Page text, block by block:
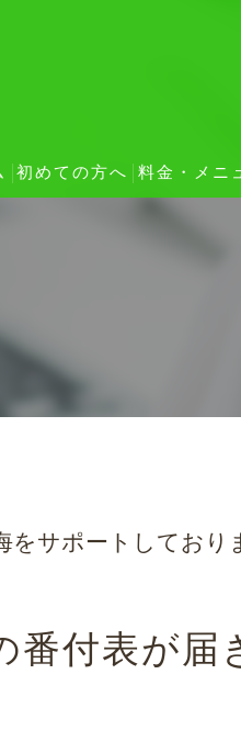
初めての方へ
ご予約の変更・キャンセル
コンセプト
料金・メニ
サポートしており
付表が届